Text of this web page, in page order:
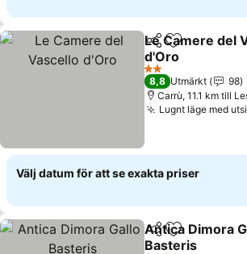
Dela Lägg till i
Le Camere del
d'Oro
2 Stjärnor
8,8 Utmärkt
98
Carrù, 11.1 km till
Lugnt läge med
Välj datum för att se exakta priser
Dela Lägg till i
Antica Dimora
Basteris